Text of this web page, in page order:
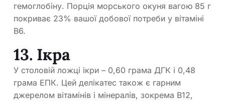
гемоглобіну. Порція морського окуня вагою 85 г
покриває 23% вашої добової потреби у вітаміні
B6.
13. Ікра
У столовій ложці ікри – 0,60 грама ДГК і 0,48
грама ЕПК. Цей делікатес також є гарним
джерелом вітамінів і мінералів, зокрема B12,